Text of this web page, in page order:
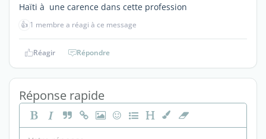
Haïti à une carence dans cette profession
👍 1 membre a réagi à ce message
Réagir Répondre
Réponse rapide